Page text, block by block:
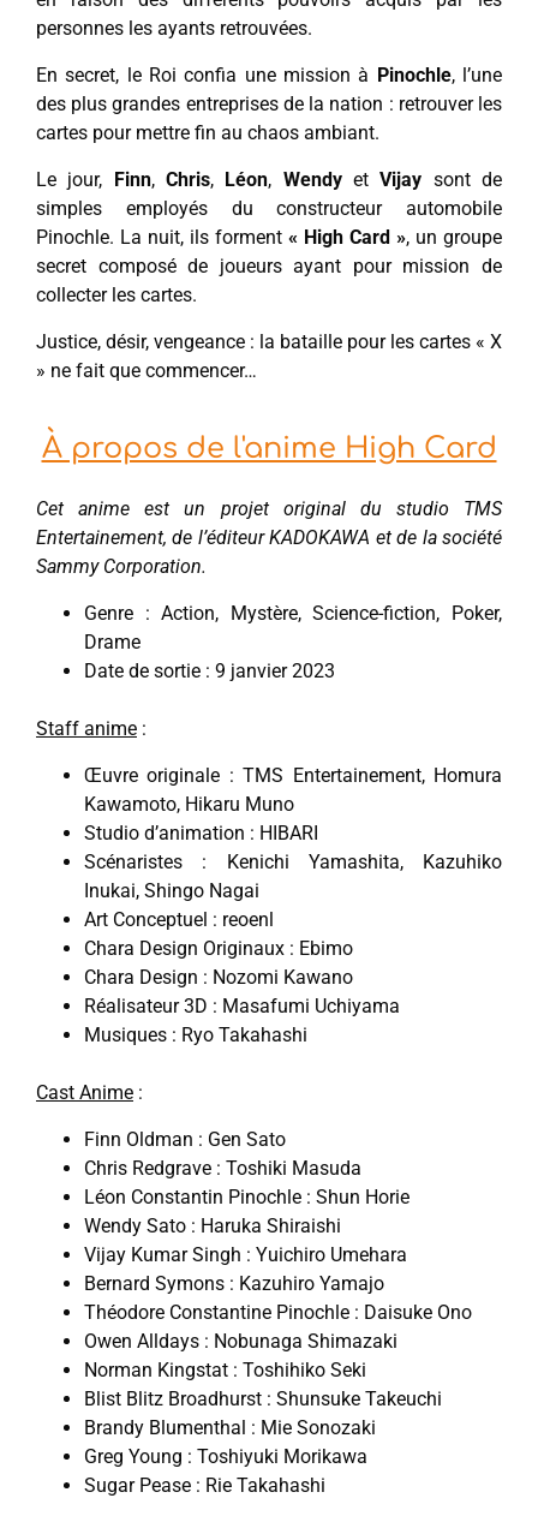
personnes les ayants retrouvées.
En secret, le Roi confia une mission à Pinochle, l’une
des plus grandes entreprises de la nation : retrouver les
cartes pour mettre fin au chaos ambiant.
Le jour, Finn,Chris, Léon, WendyetVijay sont de
simples employés du constructeur automobile
Pinochle. La nuit, ils forment « High Card », un groupe
secret composé de joueurs ayant pour mission de
collecter les cartes.
Justice, désir, vengeance : la bataille pour les cartes « X
» ne fait que commencer…
À propos de l'anime High Card
Cet anime est un projet original du studio TMS
Entertainement, de l’éditeur KADOKAWA et de la société
Sammy Corporation.
Genre : Action, Mystère, Science-fiction, Poker,
Drame
Date de sortie : 9 janvier 2023
Staff anime :
Œuvre originale : TMS Entertainement, Homura
Kawamoto, Hikaru Muno
Studio d’animation : HIBARI
Scénaristes : Kenichi Yamashita, Kazuhiko
Inukai, Shingo Nagai
Art Conceptuel : reoenl
Chara Design Originaux : Ebimo
Chara Design : Nozomi Kawano
Réalisateur 3D : Masafumi Uchiyama
Musiques : Ryo Takahashi
Cast Anime :
Finn Oldman : Gen Sato
Chris Redgrave : Toshiki Masuda
Léon Constantin Pinochle : Shun Horie
Wendy Sato : Haruka Shiraishi
Vijay Kumar Singh : Yuichiro Umehara
Bernard Symons : Kazuhiro Yamajo
Théodore Constantine Pinochle : Daisuke Ono
Owen Alldays : Nobunaga Shimazaki
Norman Kingstat : Toshihiko Seki
Blist Blitz Broadhurst : Shunsuke Takeuchi
Brandy Blumenthal : Mie Sonozaki
Greg Young : Toshiyuki Morikawa
Sugar Pease : Rie Takahashi